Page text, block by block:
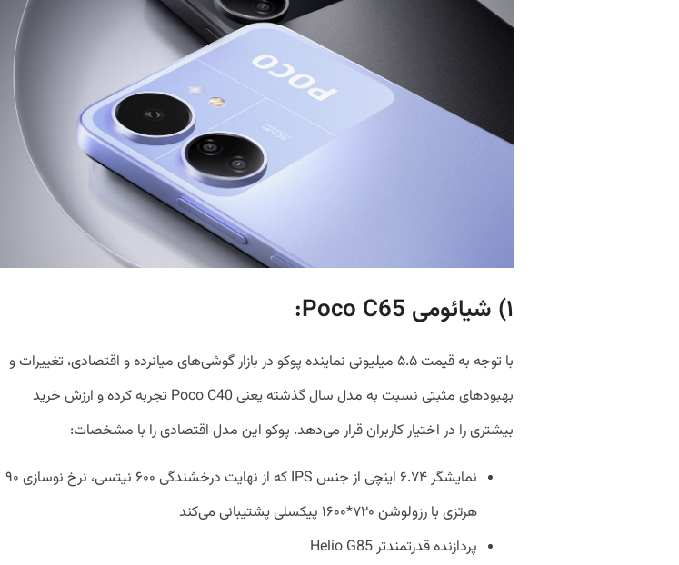
۱) شیائومی Poco C65:
با توجه به قیمت ۵.۵ میلیونی نماینده پوکو در بازار گوشی‌های میانرده و اقتصادی، تغییرات و
بهبود‌های مثبتی نسبت به مدل سال گذشته یعنی Poco C40 تجربه کرده و ارزش خرید
بیشتری را در اختیار کاربران قرار می‌دهد. پوکو این مدل اقتصادی را با مشخصات:
نمایشگر ۶.۷۴ اینچی از جنس IPS که از نهایت درخشندگی ۶۰۰ نیتسی، نرخ نوسازی ۹۰
هرتزی با رزولوشن ۷۲۰*۱۶۰۰ پیکسلی پشتیبانی می‌کند
پردازنده قدرتمند‌تر Helio G85